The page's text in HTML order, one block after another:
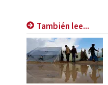
También lee...